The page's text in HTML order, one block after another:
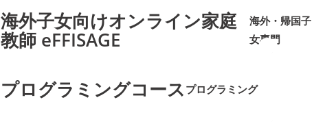
海外子女向けオンライン家庭
教師 eFFISAGE
海外・帰国子
女専門
プログラミングコース プログラミング